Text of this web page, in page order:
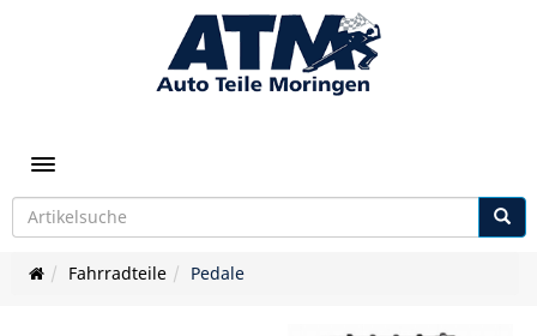
Toggle navigation
Fahrradteile Pedale